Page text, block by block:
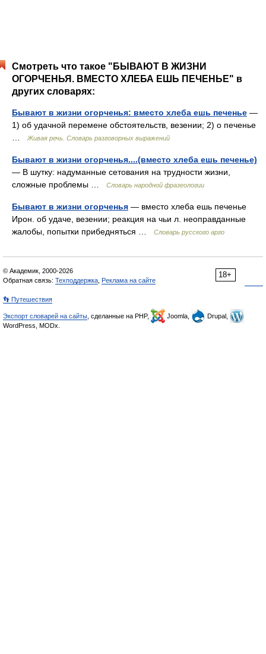
Смотреть что такое "БЫВАЮТ В ЖИЗНИ
ОГОРЧЕНЬЯ. ВМЕСТО ХЛЕБА ЕШЬ ПЕЧЕНЬЕ" в
других словарях:
Бывают в жизни огорченья: вместо хлеба ешь печенье —
1) об удачной перемене обстоятельств, везении; 2) о печенье
Живая речь. Словарь разговорных выражений
Бывают в жизни огорченья....(вместо хлеба ешь печенье)
— В шутку: надуманные сетования на трудности жизни,
сложные проблемы …
Словарь народной фразеологии
Бывают в жизни огорченья — вместо хлеба ешь печенье
Ирон. об удаче, везении; реакция на чьи л. неоправданные
жалобы, попытки прибедняться …
Словарь русского арго
18+
© Академик, 2000-2026
Обратная связь: Техподдержка Реклама на сайте
👣 Путешествия
Экспорт словарей на сайты , сделанные на PHP, Joomla,
Drupal,
WordPress, MODx.